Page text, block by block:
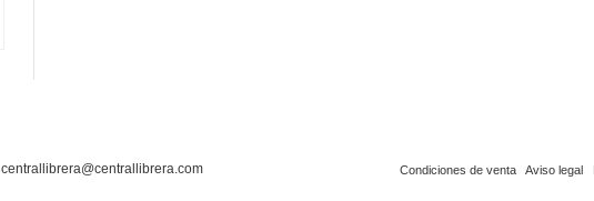
Condiciones de venta Aviso legal
centrallibrera@centrallibrera.com